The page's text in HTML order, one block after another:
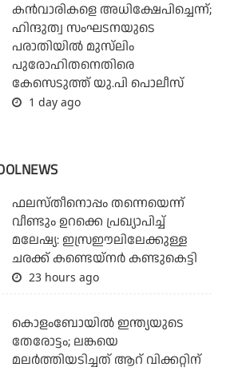
കന്‍വാരികളെ അധിക്ഷേപിച്ചെന്ന്;
ഹിന്ദുത്വ സംഘടനയുടെ
പരാതിയില്‍ മുസ്‌ലിം
പുരോഹിതനെതിരെ
കേസെടുത്ത് യു.പി പൊലീസ്
1 day ago
ഫലസ്തീനൊപ്പം തന്നെയെന്ന്
വീണ്ടും ഉറക്കെ പ്രഖ്യാപിച്ച്
മലേഷ്യ: ഇസ്രഈലിലേക്കുള്ള
ചരക്ക് കണ്ടെയ്‌നര്‍ കണ്ടുകെട്ടി
23 hours ago
കൊളംബോയില്‍ ഇന്ത്യയുടെ
തേരോട്ടം; ലങ്കയെ
മലര്‍ത്തിയടിച്ചത് ആറ് വിക്കറ്റിന്